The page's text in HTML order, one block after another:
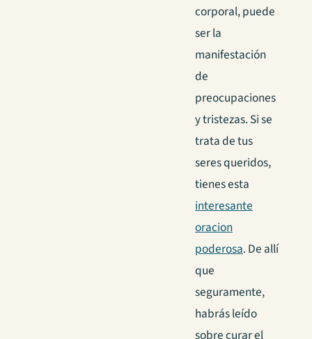
corporal, puede
ser la
manifestación
de
preocupaciones
y tristezas. Si se
trata de tus
seres queridos,
tienes esta
interesante
oracion
poderosa. De allí
que
seguramente,
habrás leído
sobre curar el